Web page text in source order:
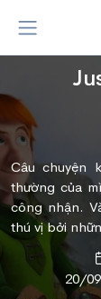
Câu chuyện
thường của
công nhận.
thú vị bởi
20/